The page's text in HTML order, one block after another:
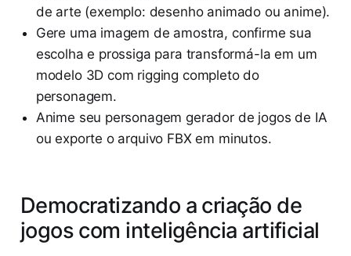
de arte (exemplo: desenho animado ou anime).
Gere uma imagem de amostra, confirme sua
escolha e prossiga para transformá-la em um
modelo 3D com rigging completo do
personagem.
Anime seu personagem gerador de jogos de IA
ou exporte o arquivo FBX em minutos.
Democratizando a criação de
jogos com inteligência artificial